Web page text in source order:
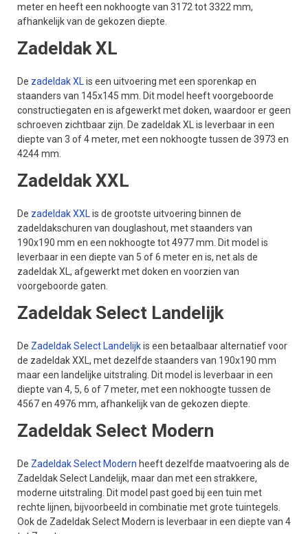
meter en heeft een nokhoogte van 3172 tot 3322 mm,
afhankelijk van de gekozen diepte.
Zadeldak XL
De zadeldak XL is een uitvoering met een sporenkap en
staanders van 145x145 mm. Dit model heeft voorgeboorde
constructiegaten en is afgewerkt met doken, waardoor er geen
schroeven zichtbaar zijn. De zadeldak XL is leverbaar in een
diepte van 3 of 4 meter, met een nokhoogte tussen de 3973 en
4244 mm.
Zadeldak XXL
De zadeldak XXL is de grootste uitvoering binnen de
zadeldakschuren van douglashout, met staanders van
190x190 mm en een nokhoogte tot 4977 mm. Dit model is
leverbaar in een diepte van 5 of 6 meter en is, net als de
zadeldak XL, afgewerkt met doken en voorzien van
voorgeboorde gaten.
Zadeldak Select Landelijk
De Zadeldak Select Landelijkis een betaalbaar alternatief voor
de zadeldak XXL, met dezelfde staanders van 190x190 mm
maar een landelijke uitstraling. Dit model is leverbaar in een
diepte van 4, 5, 6 of 7 meter, met een nokhoogte tussen de
4567 en 4976 mm, afhankelijk van de gekozen diepte.
Zadeldak Select Modern
De Zadeldak Select Modern heeft dezelfde maatvoering als de
Zadeldak Select Landelijk, maar dan met een strakkere,
moderne uitstraling. Dit model past goed bij een tuin met
rechte lijnen, bijvoorbeeld in combinatie met grote tuintegels.
Ook de Zadeldak Select Modern is leverbaar in een diepte van 4